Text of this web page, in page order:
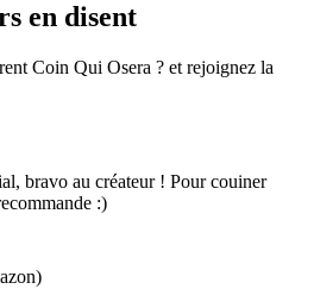
en disent
Coin Qui Osera ? et rejoignez la
bravo au créateur ! Pour couiner
:)